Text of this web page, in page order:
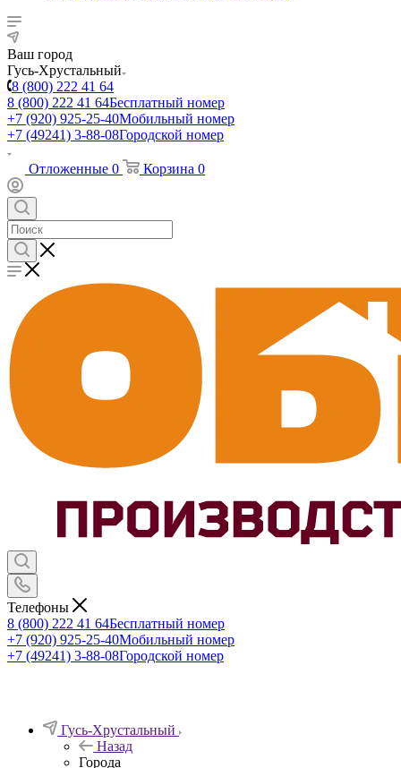
Ваш город
Гусь-Хрустальный
8 (800) 222 41 64
8 (800) 222 41 64Бесплатный номер
+7 (920) 925-25-40Мобильный номер
+7 (49241) 3-88-08Городской номер
Отложенные 0 Корзина 0
Телефоны
8 (800) 222 41 64Бесплатный номер
+7 (920) 925-25-40Мобильный номер
+7 (49241) 3-88-08Городской номер
Гусь-Хрустальный
Назад
Города